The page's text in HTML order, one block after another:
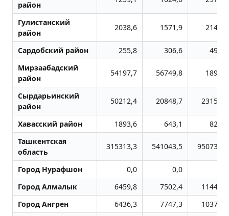
район
Гулистанский
район
2038,6 1571,9 2147,1
Сардобский район 255,8 306,6
493,8
Мирзаабадский
район
54197,7 56749,8 1894,6
Сырдарьинский
район
50212,4 20848,7 23154,8
Хавасский район 1893,6 643,1
827,5
Ташкентская
область
315313,3 541043,5 950734,5
Город Нурафшон 0,0 0,0
Город Алмалык
6459,8 7502,4
11447,0
Город Ангрен
6436,3 7747,3
10379,5